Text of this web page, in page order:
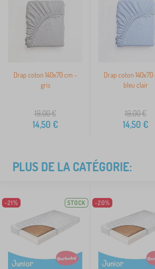
Drap coton 140x70 cm -
gris
19,00€
14,50 €
Drap coton
bleu clair
19,00€
14,50 €
PLUS DE LA CATÉGORIE:
-21% STOCK -20%